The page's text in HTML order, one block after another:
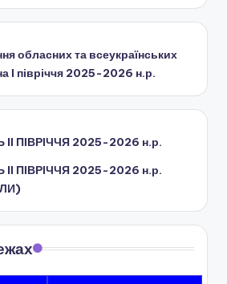
обласних та всеукраїнських
І півріччя 2025-2026 н.р.
ПІВРІЧЧЯ 2025-2026 н.р.
ПІВРІЧЧЯ 2025-2026 н.р.